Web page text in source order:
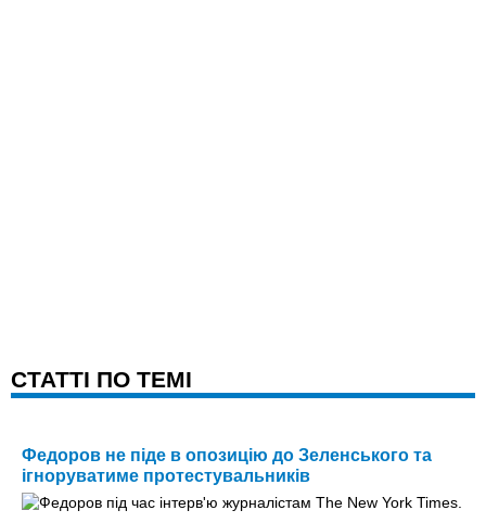
CТАТТІ ПО ТЕМІ
Федоров не піде в опозицію до Зеленського та
ігноруватиме протестувальників